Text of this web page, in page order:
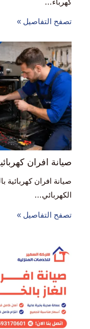
كهرباء…
تصفح التفاصيل »
صيانة افران
صيانة افران
الكهربائي…
تصفح التفاصيل »